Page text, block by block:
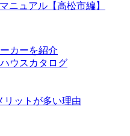
ニュアル【高松市編】
カーを紹介
ウスカタログ
リットが多い理由